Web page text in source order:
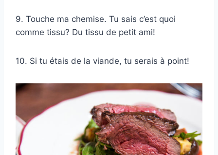
9. Touche ma chemise. Tu sais c’est quoi
comme tissu? Du tissu de petit ami!
10. Si tu étais de la viande, tu serais à point!